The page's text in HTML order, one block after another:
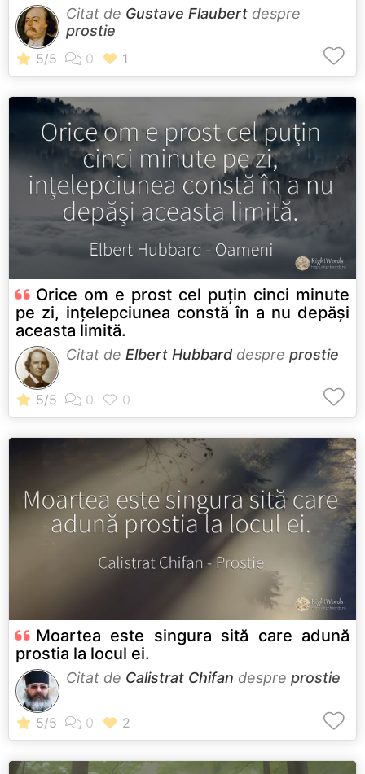
Citat de Gustave Flaubert despre
prostie
Orice om e prost cel puțin cinci minute
pe zi, ințelepciunea constă în a nu depăși
aceasta limită.
Citat de Elbert Hubbard despre prostie
Moartea este singura sită care adună
prostia la locul ei.
Citat de Calistrat Chifan despre prostie